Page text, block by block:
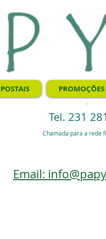
POSTAIS PROMOÇÕES
.
Tel. 231
Chamada para a rede
Email: